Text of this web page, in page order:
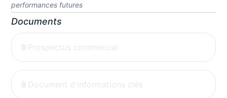
performances futures
Documents
Prospectus commercial
Document d'informations clés